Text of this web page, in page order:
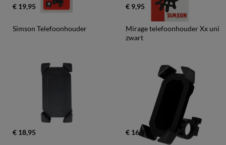
€ 19,95 € 9,95
Simson Telefoonhouder
€ 18,95
Mirage telefoonhouder Xx uni
zwart
€ 16,95